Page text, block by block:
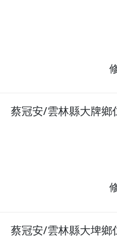
蔡冠安/雲林縣大牌鄉
蔡冠安/雲林縣大埤鄉